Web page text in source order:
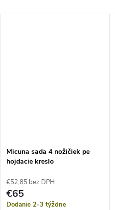
Micuna sada 4 nožičiek pe
hojdacie kreslo
€52,85 bez DPH
€65
Dodanie 2-3 týždne